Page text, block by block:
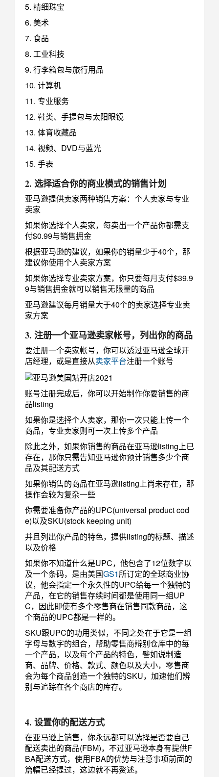
5. 精细珠宝
6. 美术
7. 食品
8. 工业科技
9. 行李箱包与旅行用品
10. 计算机
11. 专业服务
12. 鞋类、手提包与太阳眼镜
13. 体育收藏品
14. 视频、DVD与蓝光
15. 手表
2. 选择适合你的商业模式的销售计划
亚马逊提供卖家两种销售方案：个人卖家与专业
卖家
如果你选择个人卖家，每卖出一个产品你都需支
付$0.99与销售拥金
根据亚马逊的建议，如果你的销量少于40个，那
建议你使用个人卖家方案
如果你选择专业卖家方案，你只要每月支付$39.9
9与销售拥金就可以销售无限量的商品
亚马逊建议每月销量大于40个的卖家选择专业卖
家方案
3. 注册一个亚马逊卖家帐号，列出你的商品
要注册一个卖家帐号，你可以透过亚马逊全球开
店经理，或是直接从卖家平台注册一个账号
账号注册完成后，你可以开始制作你要销售的商
品listing
如果你是选择个人卖家，那你一次只能上传一个
商品，专业卖家则可一次上传多个产品
除此之外，如果你销售的商品在亚马逊listing上已
存在，那你只需告知亚马逊你预计销售多少个商
品及其配送方式
如果你销售的商品在亚马逊listing上尚未存在，那
操作会较为复杂一些
你需要准备你产品的UPC(universal product cod
e)以及SKU(stock keeping unit)
并且列出你产品的特色，提供listing的标题、描述
以及价格
如果你不知道什么是UPC，他包含了12位数字以
及一个条码，是由美国GS1所订定的全球商业协
议，他会指定一个永久性的UPC给每一个独特的
产品，在它的销售存续时间都是使用同一组UP
C，因此即使有多个零售商在销售同款商品，这
个商品的UPC都是一样的。
SKU跟UPC的功用类似，不同之处在于它是一组
字母与数字的组合，帮助零售商辩别仓库中的每
一个产品，以及每个产品的特色，譬如说制造
商、品牌、价格、款式、颜色以及大小，零售商
会为每个商品创造一个独特的SKU，加速他们辨
别与追踪在各个商店的库存。
4. 设置你的配送方式
在亚马逊上销售，你永远都可以选择是否要自己
配送卖出的商品(FBM)，不过亚马逊本身有提供F
BA配送方式，使用FBA的优势与注意事项前面的
篇幅已经提过，这边就不再赘述。